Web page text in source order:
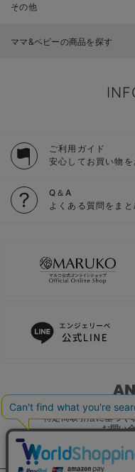
その他
ママ&ベビーの商品を探す
ご利用ガイド
安心してお買い物
Q＆A
よくある質問をまと
ご利用ガイド
特定商取引法に基づく
お問い